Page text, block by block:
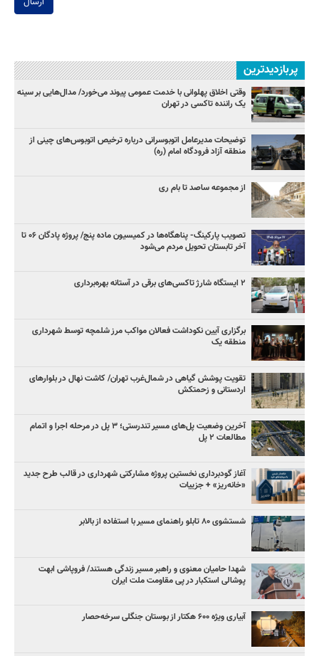
پربازدیدترین
وقتی اخلاق پهلوانی با خدمت عمومی پیوند می‌خورد/ مدال‌هایی بر سینه
یک راننده تاکسی در تهران
توضیحات مدیرعامل اتوبوسرانی درباره ترخیص اتوبوس‌های چینی از
منطقه آزاد فرودگاه امام (ره)
از مجموعه ساصد تا بام ری
تصویب پارکینگ- پناهگاه‌ها در کمیسیون ماده پنج/ پروژه پادگان ۰۶ تا
آخر تابستان تحویل مردم می‌شود
۲ ایستگاه شارژ تاکسی‌های برقی در آستانه بهره‌برداری
برگزاری آیین نکوداشت فعالان مواکب مرز شلمچه توسط شهرداری
منطقه یک
تقویت پوشش گیاهی در شمال‌غرب تهران/ کاشت نهال در بلوارهای
اردستانی و زحمتکش
آخرین وضعیت پل‌های مسیر تندرستی؛ ۳ پل در مرحله اجرا و اتمام
مطالعات ۲ پل
آغاز گودبرداری نخستین پروژه مشارکتی شهرداری در قالب طرح جدید
«خانه‌ریز» + جزییات
شستشوی ۸۰ تابلو راهنمای مسیر با استفاده از بالابر
شهدا حامیان معنوی و راهبر مسیر زندگی هستند/ فروپاشی ابهت
پوشالی استکبار در پی مقاومت ملت ایران
آبیاری ویژه ۶۰۰ هکتار از بوستان جنگلی سرخه‌حصار